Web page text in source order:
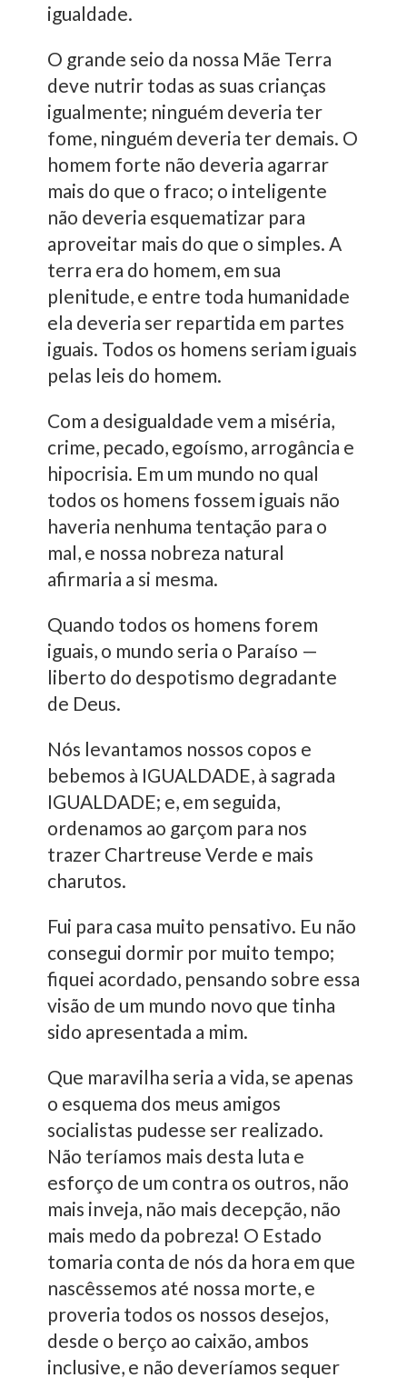
igualdade.
O grande seio da nossa Mãe Terra
deve nutrir todas as suas crianças
igualmente; ninguém deveria ter
fome, ninguém deveria ter demais. O
homem forte não deveria agarrar
mais do que o fraco; o inteligente
não deveria esquematizar para
aproveitar mais do que o simples. A
terra era do homem, em sua
plenitude, e entre toda humanidade
ela deveria ser repartida em partes
iguais. Todos os homens seriam iguais
pelas leis do homem.
Com a desigualdade vem a miséria,
crime, pecado, egoísmo, arrogância e
hipocrisia. Em um mundo no qual
todos os homens fossem iguais não
haveria nenhuma tentação para o
mal, e nossa nobreza natural
afirmaria a si mesma.
Quando todos os homens forem
iguais, o mundo seria o Paraíso —
liberto do despotismo degradante
de Deus.
Nós levantamos nossos copos e
bebemos à IGUALDADE, à sagrada
IGUALDADE; e, em seguida,
ordenamos ao garçom para nos
trazer Chartreuse Verde e mais
charutos.
Fui para casa muito pensativo. Eu não
consegui dormir por muito tempo;
fiquei acordado, pensando sobre essa
visão de um mundo novo que tinha
sido apresentada a mim.
Que maravilha seria a vida, se apenas
o esquema dos meus amigos
socialistas pudesse ser realizado.
Não teríamos mais desta luta e
esforço de um contra os outros, não
mais inveja, não mais decepção, não
mais medo da pobreza! O Estado
tomaria conta de nós da hora em que
nascêssemos até nossa morte, e
proveria todos os nossos desejos,
desde o berço ao caixão, ambos
inclusive, e não deveríamos sequer